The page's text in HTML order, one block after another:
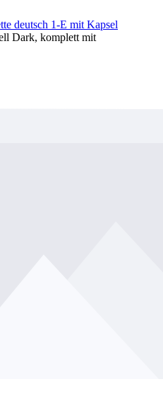
deutsch 1-E mit Kapsel
Dark, komplett mit